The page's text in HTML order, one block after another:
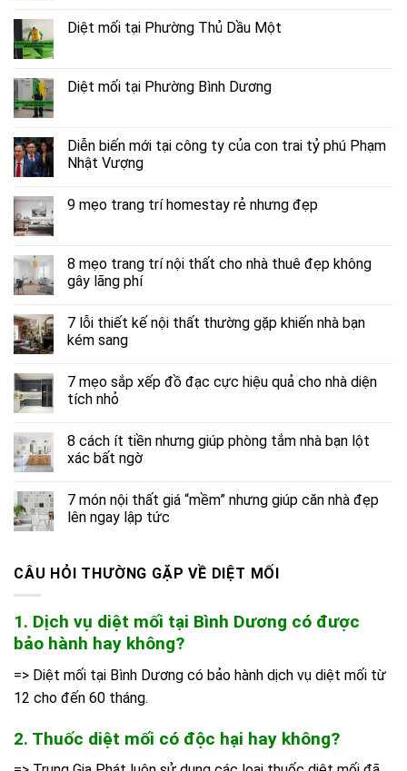
Diệt mối tại Phường Thủ Dầu Một
Diệt mối tại Phường Bình Dương
Diễn biến mới tại công ty của con trai tỷ phú Phạm
Nhật Vượng
9 mẹo trang trí homestay rẻ nhưng đẹp
8 mẹo trang trí nội thất cho nhà thuê đẹp không
gây lãng phí
7 lỗi thiết kế nội thất thường gặp khiến nhà bạn
kém sang
7 mẹo sắp xếp đồ đạc cực hiệu quả cho nhà diện
tích nhỏ
8 cách ít tiền nhưng giúp phòng tắm nhà bạn lột
xác bất ngờ
7 món nội thất giá “mềm” nhưng giúp căn nhà đẹp
lên ngay lập tức
CÂU HỎI THƯỜNG GẶP VỀ DIỆT MỐI
1. Dịch vụ diệt mối tại Bình Dương có được
bảo hành hay không?
=> Diệt mối tại Bình Dương có bảo hành dịch vụ diệt mối từ
12 cho đến 60 tháng.
2. Thuốc diệt mối có độc hại hay không?